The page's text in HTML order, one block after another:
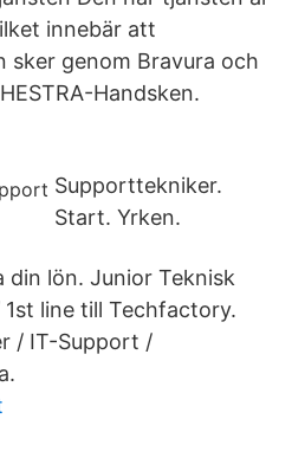
innebär att
sker genom Bravura och
Handsken.
Supporttekniker.
Start. Yrken.
din lön. Junior Teknisk
line till Techfactory.
/ IT-Support /